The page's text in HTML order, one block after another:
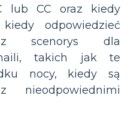
lub CC oraz kiedy
odpowiedzieć
scenorys dla
takich jak te
nocy, kiedy są